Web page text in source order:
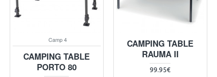
Camp 4
CAMPING TABLE
PORTO 80
CAMPING TABLE
RAUMA II
99.95€